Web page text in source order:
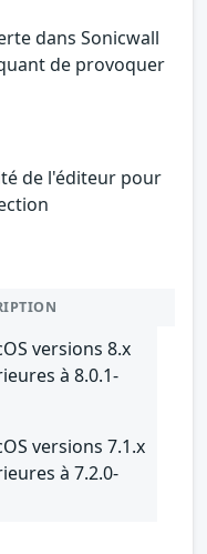
dans Sonicwall
de provoquer
de l'éditeur pour
versions 8.x
à 8.0.1-
versions 7.1.x
à 7.2.0-